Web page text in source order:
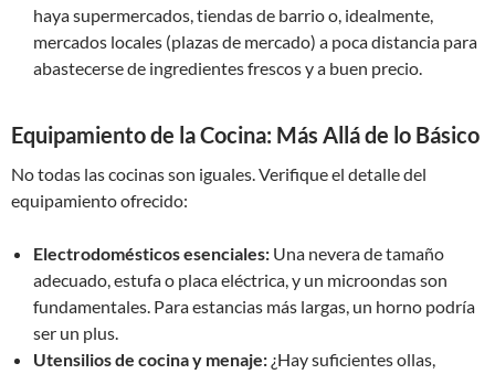
haya supermercados, tiendas de barrio o, idealmente,
mercados locales (plazas de mercado) a poca distancia para
abastecerse de ingredientes frescos y a buen precio.
Equipamiento de la Cocina: Más Allá de lo Básico
No todas las cocinas son iguales. Verifique el detalle del
equipamiento ofrecido:
Electrodomésticos esenciales: Una nevera de tamaño
adecuado, estufa o placa eléctrica, y un microondas son
fundamentales. Para estancias más largas, un horno podría
ser un plus.
Utensilios de cocina y menaje: ¿Hay suficientes ollas,